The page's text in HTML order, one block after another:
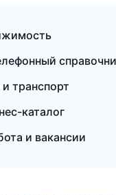
транспорт
каталог
и вакансии